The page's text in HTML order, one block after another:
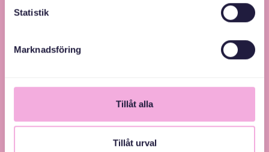
Statistik
Marknadsföring
Tillåt alla
Tillåt urval